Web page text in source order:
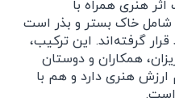
هنری همراه با
خاک بستر و بذر است
گرفته‌اند. این ترکیب،
همکاران و دوستان
هنری دارد و هم با
است.